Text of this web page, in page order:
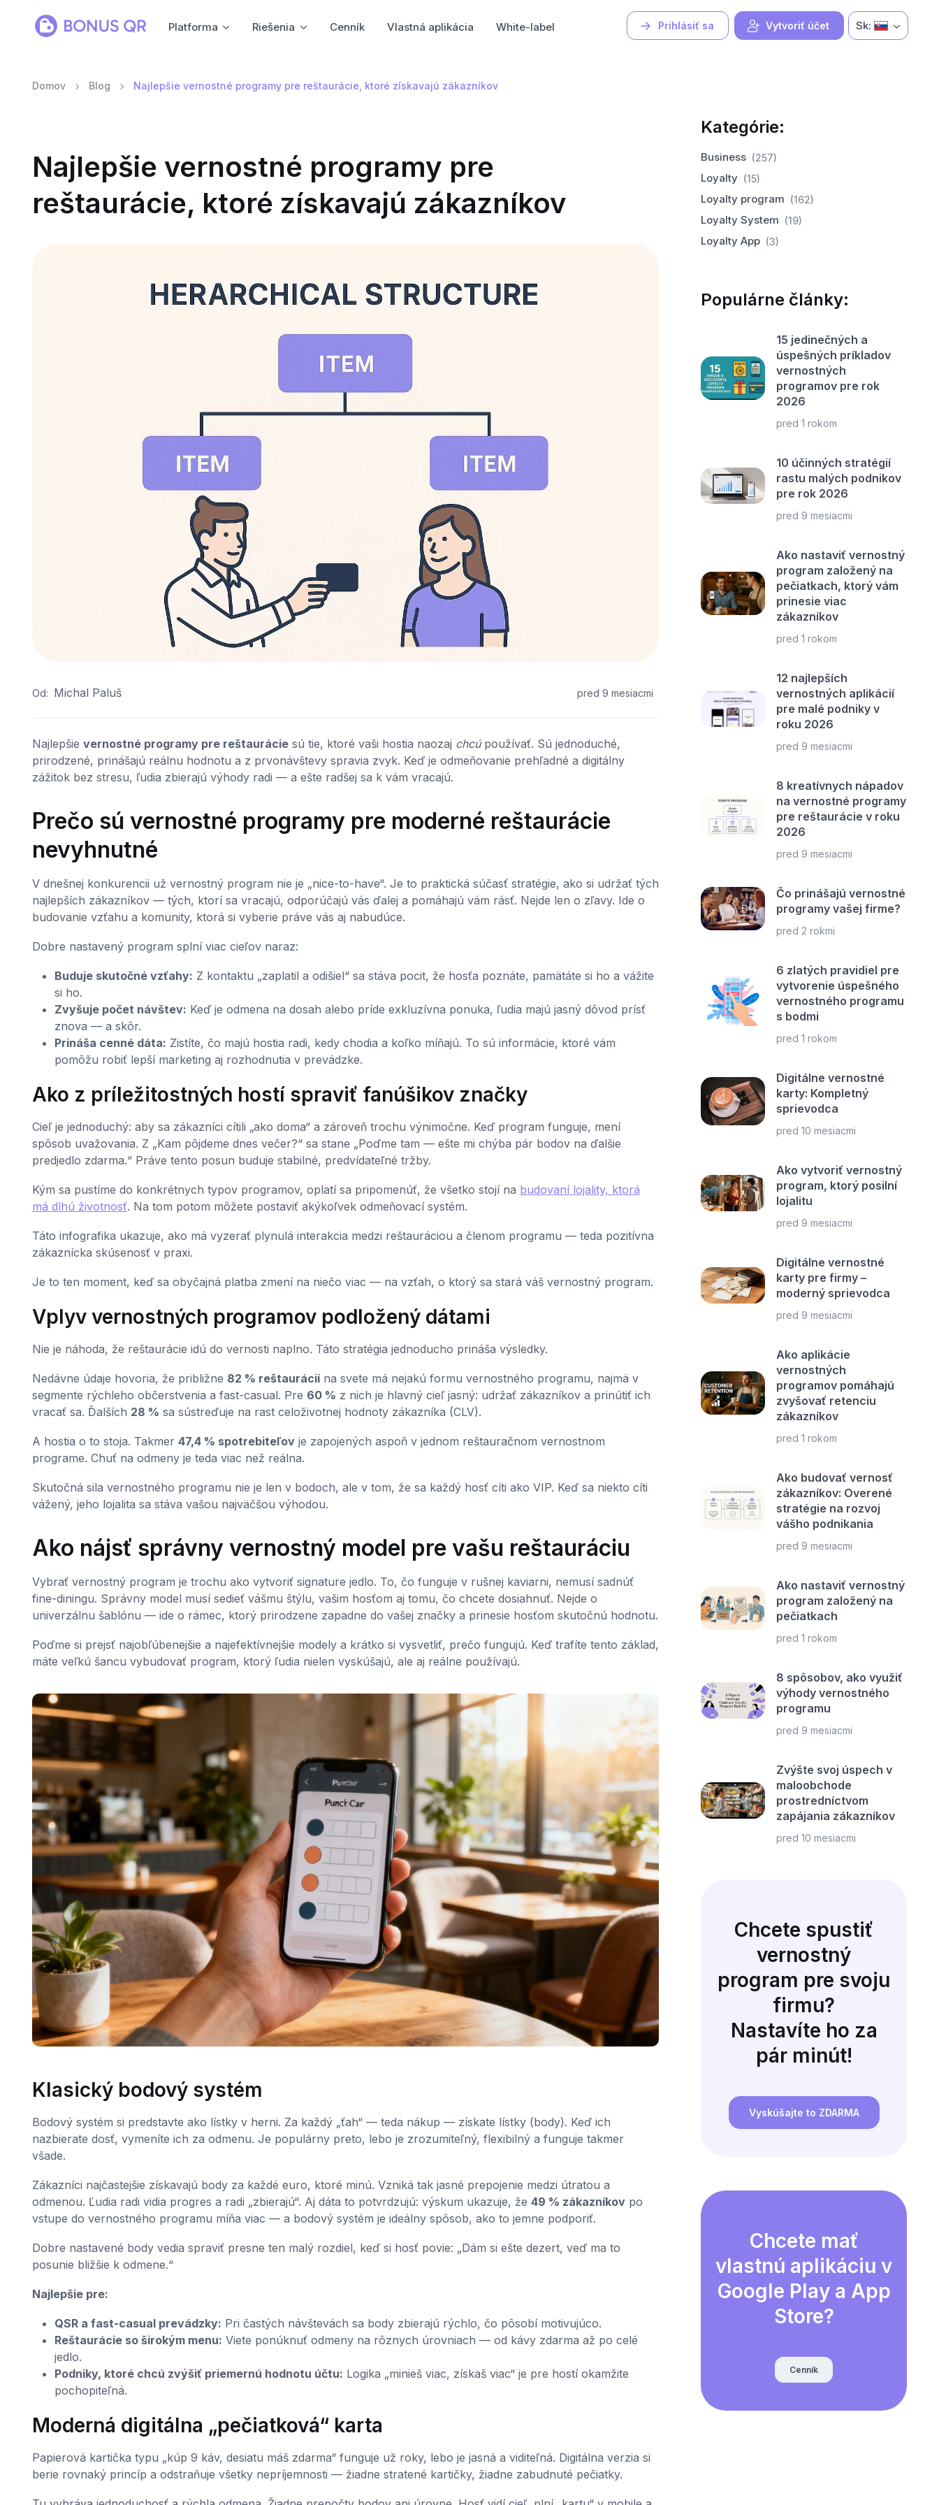
Prihlásiť sa Vytvoriť účet
Platforma Riešenia Cenník Vlastná aplikácia White-label Sk:
Domov Blog Najlepšie vernostné programy pre reštaurácie, ktoré získavajú zákazníkov
Najlepšie vernostné programy pre
reštaurácie, ktoré získavajú zákazníkov
Od: Michal Paluš pred 9 mesiacmi
Najlepšie vernostné programy pre reštauráciesú tie, ktoré vaši hostia naozaj chcúpoužívať. Sú jednoduché,
prirodzené, prinášajú reálnu hodnotu a z prvonávštevy spravia zvyk. Keď je odmeňovanie prehľadné a digitálny
zážitok bez stresu, ľudia zbierajú výhody radi — a ešte radšej sa k vám vracajú.
Prečo sú vernostné programy pre moderné reštaurácie
nevyhnutné
V dnešnej konkurencii už vernostný program nie je „nice-to-have“. Je to praktická súčasť stratégie, ako si udržať tých
najlepších zákazníkov — tých, ktorí sa vracajú, odporúčajú vás ďalej a pomáhajú vám rásť. Nejde len o zľavy. Ide o
budovanie vzťahu a komunity, ktorá si vyberie práve vás aj nabudúce.
Dobre nastavený program splní viac cieľov naraz:
Buduje skutočné vzťahy: Z kontaktu „zaplatil a odišiel“ sa stáva pocit, že hosťa poznáte, pamätáte si ho a vážite
si ho.
Zvyšuje počet návštev: Keď je odmena na dosah alebo príde exkluzívna ponuka, ľudia majú jasný dôvod prísť
znova — a skôr.
Prináša cenné dáta: Zistíte, čo majú hostia radi, kedy chodia a koľko míňajú. To sú informácie, ktoré vám
pomôžu robiť lepší marketing aj rozhodnutia v prevádzke.
Ako z príležitostných hostí spraviť fanúšikov značky
Cieľ je jednoduchý: aby sa zákazníci cítili „ako doma“ a zároveň trochu výnimočne. Keď program funguje, mení
spôsob uvažovania. Z „Kam pôjdeme dnes večer?“ sa stane „Poďme tam — ešte mi chýba pár bodov na ďalšie
predjedlo zdarma.“ Práve tento posun buduje stabilné, predvídateľné tržby.
Kým sa pustíme do konkrétnych typov programov, oplatí sa pripomenúť, že všetko stojí na budovaní lojality, ktorá
má dlhú životnosť. Na tom potom môžete postaviť akýkoľvek odmeňovací systém.
Táto infografika ukazuje, ako má vyzerať plynulá interakcia medzi reštauráciou a členom programu — teda pozitívna
zákaznícka skúsenosť v praxi.
Je to ten moment, keď sa obyčajná platba zmení na niečo viac — na vzťah, o ktorý sa stará váš vernostný program.
Vplyv vernostných programov podložený dátami
Nie je náhoda, že reštaurácie idú do vernosti naplno. Táto stratégia jednoducho prináša výsledky.
Nedávne údaje hovoria, že približne 82 % reštauráciína svete má nejakú formu vernostného programu, najmä v
segmente rýchleho občerstvenia a fast-casual. Pre 60 % z nich je hlavný cieľ jasný: udržať zákazníkov a prinútiť ich
vracať sa. Ďalších 28 % sa sústreďuje na rast celoživotnej hodnoty zákazníka (CLV).
A hostia o to stoja. Takmer 47,4 % spotrebiteľovje zapojených aspoň v jednom reštauračnom vernostnom
programe. Chuť na odmeny je teda viac než reálna.
Skutočná sila vernostného programu nie je len v bodoch, ale v tom, že sa každý hosť cíti ako VIP. Keď sa niekto cíti
vážený, jeho lojalita sa stáva vašou najväčšou výhodou.
Ako nájsť správny vernostný model pre vašu reštauráciu
Vybrať vernostný program je trochu ako vytvoriť signature jedlo. To, čo funguje v rušnej kaviarni, nemusí sadnúť
fine-diningu. Správny model musí sedieť vášmu štýlu, vašim hosťom aj tomu, čo chcete dosiahnuť. Nejde o
univerzálnu šablónu — ide o rámec, ktorý prirodzene zapadne do vašej značky a prinesie hosťom skutočnú hodnotu.
Poďme si prejsť najobľúbenejšie a najefektívnejšie modely a krátko si vysvetliť, prečo fungujú. Keď trafíte tento základ,
máte veľkú šancu vybudovať program, ktorý ľudia nielen vyskúšajú, ale aj reálne používajú.
Klasický bodový systém
Bodový systém si predstavte ako lístky v herni. Za každý „ťah“ — teda nákup — získate lístky (body). Keď ich
nazbierate dosť, vymeníte ich za odmenu. Je populárny preto, lebo je zrozumiteľný, flexibilný a funguje takmer
všade.
Zákazníci najčastejšie získavajú body za každé euro, ktoré minú. Vzniká tak jasné prepojenie medzi útratou a
odmenou. Ľudia radi vidia progres a radi „zbierajú“. Aj dáta to potvrdzujú: výskum ukazuje, že 49 % zákazníkovpo
vstupe do vernostného programu míňa viac — a bodový systém je ideálny spôsob, ako to jemne podporiť.
Dobre nastavené body vedia spraviť presne ten malý rozdiel, keď si hosť povie: „Dám si ešte dezert, veď ma to
posunie bližšie k odmene.“
Najlepšie pre:
QSR a fast-casual prevádzky: Pri častých návštevách sa body zbierajú rýchlo, čo pôsobí motivujúco.
Reštaurácie so širokým menu: Viete ponúknuť odmeny na rôznych úrovniach — od kávy zdarma až po celé
jedlo.
Podniky, ktoré chcú zvýšiť priemernú hodnotu účtu: Logika „minieš viac, získaš viac“ je pre hostí okamžite
pochopiteľná.
Moderná digitálna „pečiatková“ karta
Papierová kartička typu „kúp 9 káv, desiatu máš zdarma“ funguje už roky, lebo je jasná a viditeľná. Digitálna verzia si
berie rovnaký princíp a odstraňuje všetky nepríjemnosti — žiadne stratené kartičky, žiadne zabudnuté pečiatky.
Kategórie:
Business (257)
Loyalty (15)
Loyalty program (162)
Loyalty System (19)
Loyalty App (3)
Populárne články:
15 jedinečných a
úspešných príkladov
vernostných
programov pre rok
2026
pred 1 rokom
10 účinných stratégií
rastu malých podnikov
pre rok 2026
pred 9 mesiacmi
Ako nastaviť vernostný
program založený na
pečiatkach, ktorý vám
prinesie viac
zákazníkov
pred 1 rokom
12 najlepších
vernostných aplikácií
pre malé podniky v
roku 2026
pred 9 mesiacmi
8 kreatívnych nápadov
na vernostné programy
pre reštaurácie v roku
2026
pred 9 mesiacmi
Čo prinášajú vernostné
programy vašej firme?
pred 2 rokmi
6 zlatých pravidiel pre
vytvorenie úspešného
vernostného programu
s bodmi
pred 1 rokom
Digitálne vernostné
karty: Kompletný
sprievodca
pred 10 mesiacmi
Ako vytvoriť vernostný
program, ktorý posilní
lojalitu
pred 9 mesiacmi
Digitálne vernostné
karty pre firmy –
moderný sprievodca
pred 9 mesiacmi
Ako aplikácie
vernostných
programov pomáhajú
zvyšovať retenciu
zákazníkov
pred 1 rokom
Ako budovať vernosť
zákazníkov: Overené
stratégie na rozvoj
vášho podnikania
pred 9 mesiacmi
Ako nastaviť vernostný
program založený na
pečiatkach
pred 1 rokom
8 spôsobov, ako využiť
výhody vernostného
programu
pred 9 mesiacmi
Zvýšte svoj úspech v
maloobchode
prostredníctvom
zapájania zákazníkov
pred 10 mesiacmi
Chcete spustiť
vernostný
program pre svoju
firmu?
Nastavíte ho za
pár minút!
Vyskúšajte to ZDARMA
Chcete mať
vlastnú aplikáciu v
Google Play a App
Store?
Cenník